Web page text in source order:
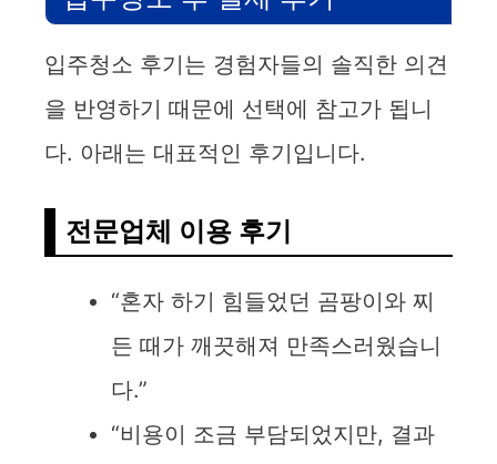
입주청소 후기는 경험자들의 솔직한 의견
을 반영하기 때문에 선택에 참고가 됩니
다. 아래는 대표적인 후기입니다.
전문업체 이용 후기
“혼자 하기 힘들었던 곰팡이와 찌
든 때가 깨끗해져 만족스러웠습니
다.”
“비용이 조금 부담되었지만, 결과